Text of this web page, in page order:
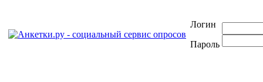
Логин
Пароль